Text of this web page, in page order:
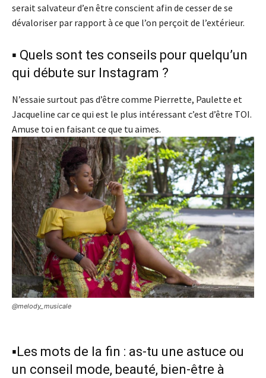
serait salvateur d’en être conscient afin de cesser de se
dévaloriser par rapport à ce que l’on perçoit de l’extérieur.
▪️ Quels sont tes conseils pour quelqu’un
qui débute sur Instagram ?
N’essaie surtout pas d’être comme Pierrette, Paulette et
Jacqueline car ce qui est le plus intéressant c’est d’être TOI.
Amuse toi en faisant ce que tu aimes.
@melody_musicale
▪️Les mots de la fin : as-tu une astuce ou
un conseil mode, beauté, bien-être à